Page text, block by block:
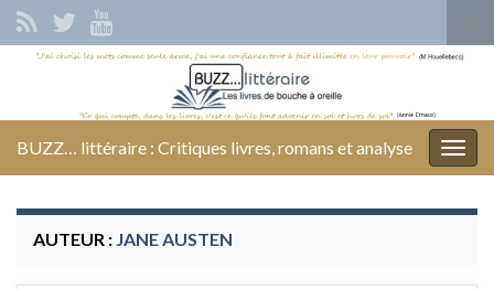
Search for:
BUZZ… littéraire : Critiques livres, romans et analyse
AUTEUR : JANE AUSTEN